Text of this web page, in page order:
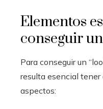
Elementos
conseguir
Para conseguir un
resulta esencial
aspectos: